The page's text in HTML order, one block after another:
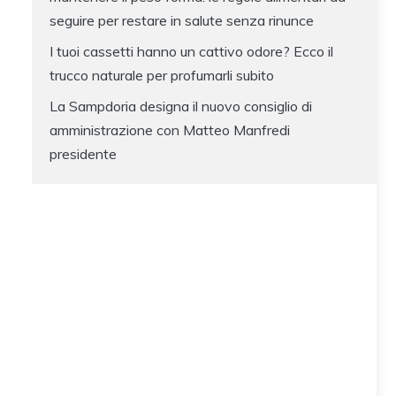
seguire per restare in salute senza rinunce
I tuoi cassetti hanno un cattivo odore? Ecco il
trucco naturale per profumarli subito
La Sampdoria designa il nuovo consiglio di
amministrazione con Matteo Manfredi
presidente